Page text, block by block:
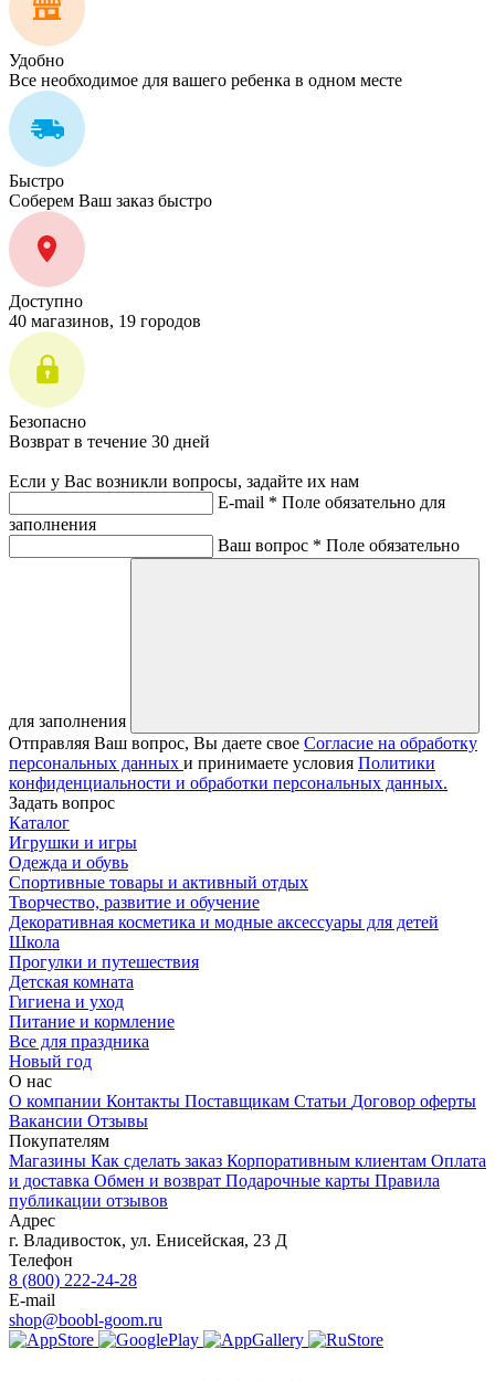
Удобно
Все необходимое для вашего ребенка в одном месте
Быстро
Соберем Ваш заказ быстро
Доступно
40 магазинов, 19 городов
Безопасно
Возврат в течение 30 дней
Если у Вас возникли вопросы, задайте их нам
E-mail * Поле обязательно для
заполнения
Ваш вопрос * Поле обязательно
для заполнения
Отправляя Ваш вопрос, Вы даете свое Согласие на обработку
персональных данных и принимаете условия Политики
конфиденциальности и обработки персональных данных.
Задать вопрос
Каталог
Игрушки и игры
Одежда и обувь
Спортивные товары и активный отдых
Творчество, развитие и обучение
Декоративная косметика и модные аксессуары для детей
Школа
Прогулки и путешествия
Детская комната
Гигиена и уход
Питание и кормление
Все для праздника
Новый год
О нас
О компании Контакты Поставщикам Статьи Договор оферты
Вакансии Отзывы
Покупателям
Магазины Как сделать заказ Корпоративным клиентам Оплата
и доставка Обмен и возврат Подарочные карты Правила
публикации отзывов
Адрес
г. Владивосток, ул. Енисейская, 23 Д
Телефон
8 (800) 222-24-28
E-mail
shop@boobl-goom.ru